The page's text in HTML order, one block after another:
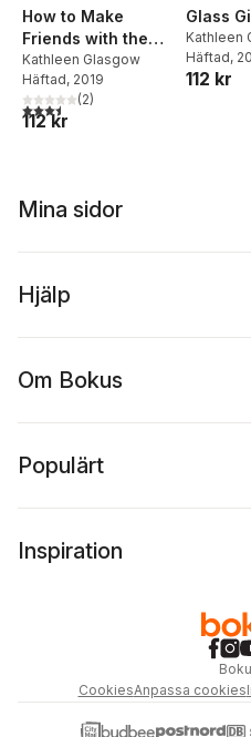
How to Make
Friends with the
Dark
Kathleen Glasgow
Häftad, 2019
3,5utav 5 stjärnor. Totalt antal röster:
(2)
112 kr
Glass
Kathleen
Häftad,
112 kr
Mina sidor
Hjälp
Om Bokus
Populärt
Inspiration
CookiesAnpassa cookies